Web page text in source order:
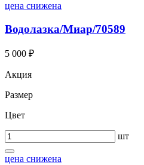
цена снижена
Водолазка/Миар/70589
5 000 ₽
Акция
Размер
Цвет
шт
цена снижена